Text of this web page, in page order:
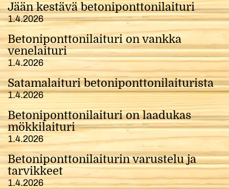
Jään kestävä betoniponttonilaituri
1.4.2026
Betoniponttonilaituri on vankka
venelaituri
1.4.2026
Satamalaituri betoniponttonilaiturista
1.4.2026
Betoniponttonilaituri on laadukas
mökkilaituri
1.4.2026
Betoniponttonilaiturin varustelu ja
tarvikkeet
1.4.2026